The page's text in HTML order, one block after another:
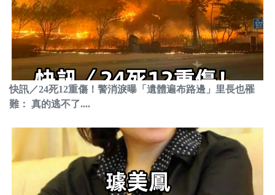
快訊／24死12重傷！警消淚曝「遺體遍布路邊」里長也罹
難： 真的逃不了....